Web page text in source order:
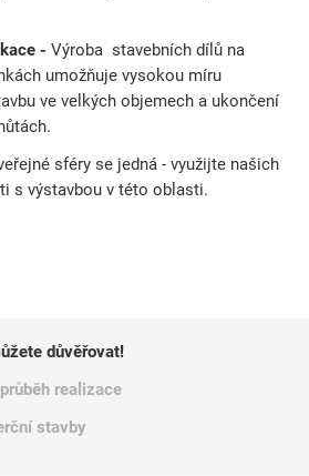
- Výroba stavebních dílů na
umožňuje vysokou míru
ve velkých objemech a ukončení
sféry se jedná - využijte našich
s výstavbou v této oblasti.
důvěřovat!
realizace
stavby